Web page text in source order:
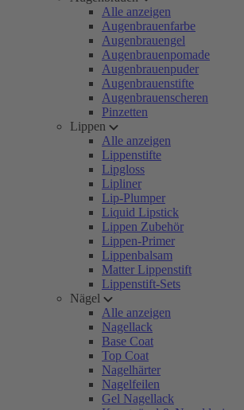
Alle anzeigen
Augenbrauenfarbe
Augenbrauengel
Augenbrauenpomade
Augenbrauenpuder
Augenbrauenstifte
Augenbrauenscheren
Pinzetten
Lippen
Alle anzeigen
Lippenstifte
Lipgloss
Lipliner
Lip-Plumper
Liquid Lipstick
Lippen Zubehör
Lippen-Primer
Lippenbalsam
Matter Lippenstift
Lippenstift-Sets
Nägel
Alle anzeigen
Nagellack
Base Coat
Top Coat
Nagelhärter
Nagelfeilen
Gel Nagellack